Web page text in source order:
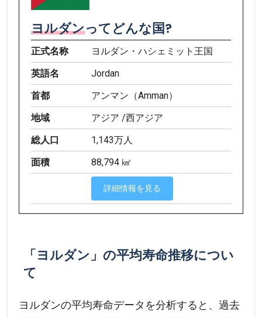
ヨルダンってどんな国?
正式名称
ヨルダン・ハシェミット王国
英語名
Jordan
首都
アンマン（Amman）
地域
アジア /西アジア
総人口
1,143万人
面積
88,794 ㎢
詳細情報を見る
「ヨルダン」の平均寿命推移につい
て
ヨルダンの平均寿命データを分析すると、過去